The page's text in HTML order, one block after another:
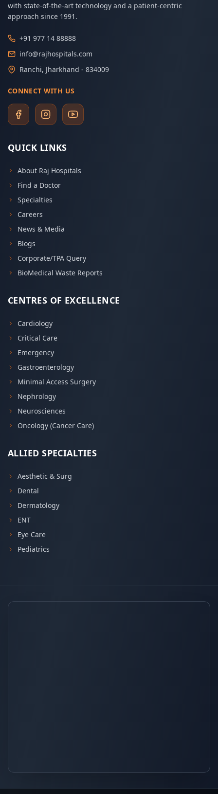
with state-of-the-art technology and a patient-centric
approach since 1991.
+91 977 14 88888
info@rajhospitals.com
Ranchi, Jharkhand - 834009
CONNECT WITH US
QUICK LINKS
About Raj Hospitals
Find a Doctor
Specialties
Careers
News & Media
Blogs
Corporate/TPA Query
BioMedical Waste Reports
CENTRES OF EXCELLENCE
Cardiology
Critical Care
Emergency
Gastroenterology
Minimal Access Surgery
Nephrology
Neurosciences
Oncology (Cancer Care)
ALLIED SPECIALTIES
Aesthetic & Surg
Dental
Dermatology
ENT
Eye Care
Pediatrics